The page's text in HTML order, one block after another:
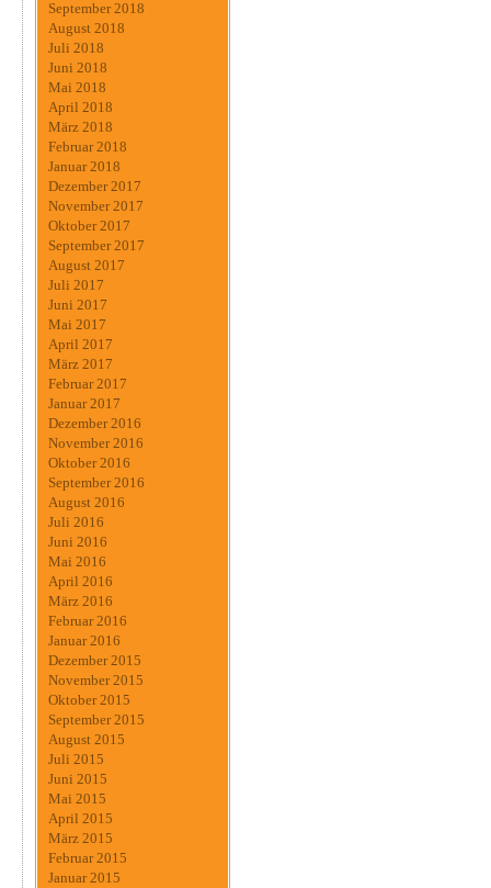
September 2018
August 2018
Juli 2018
Juni 2018
Mai 2018
April 2018
März 2018
Februar 2018
Januar 2018
Dezember 2017
November 2017
Oktober 2017
September 2017
August 2017
Juli 2017
Juni 2017
Mai 2017
April 2017
März 2017
Februar 2017
Januar 2017
Dezember 2016
November 2016
Oktober 2016
September 2016
August 2016
Juli 2016
Juni 2016
Mai 2016
April 2016
März 2016
Februar 2016
Januar 2016
Dezember 2015
November 2015
Oktober 2015
September 2015
August 2015
Juli 2015
Juni 2015
Mai 2015
April 2015
März 2015
Februar 2015
Januar 2015